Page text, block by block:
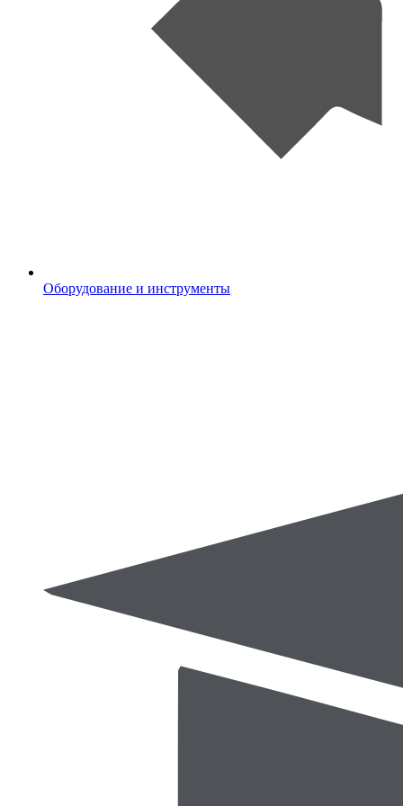
Оборудование и инструменты